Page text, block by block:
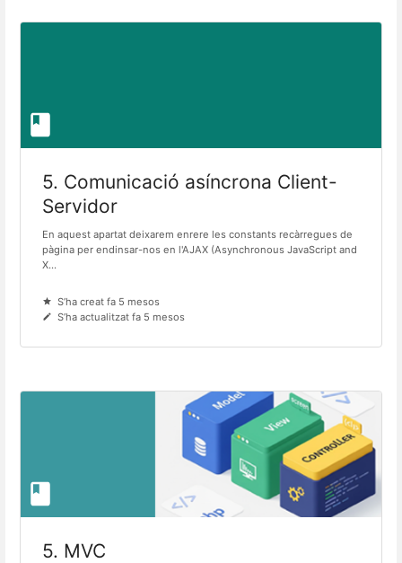
5. Comunicació asíncrona Client-
Servidor
En aquest apartat deixarem enrere les constants recàrregues de
pàgina per endinsar-nos en l'AJAX (Asynchronous JavaScript and
X...
S’ha creat fa 5 mesos
S’ha actualitzat fa 5 mesos
5. MVC